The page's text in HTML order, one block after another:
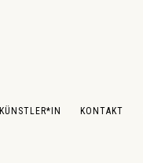
KÜNSTLER*IN KONTAKT